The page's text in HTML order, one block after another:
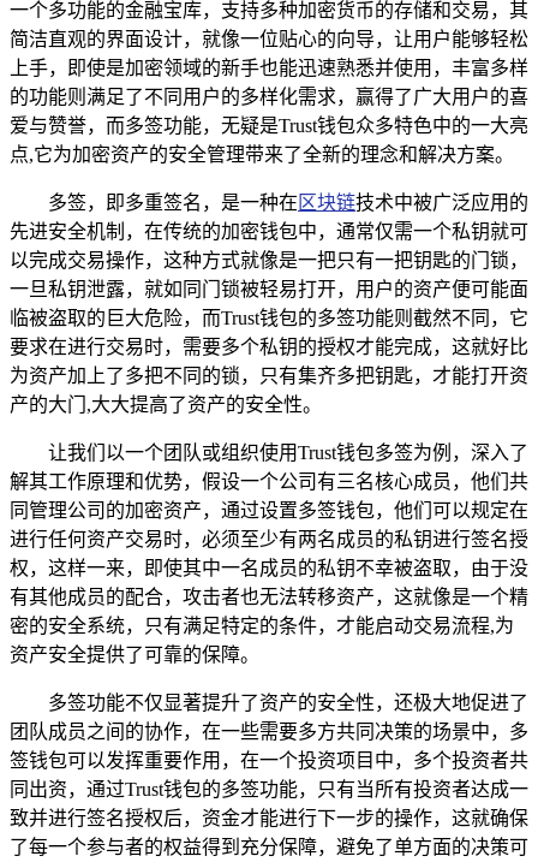
一个多功能的金融宝库，支持多种加密货币的存储和交易，其
简洁直观的界面设计，就像一位贴心的向导，让用户能够轻松
上手，即使是加密领域的新手也能迅速熟悉并使用，丰富多样
的功能则满足了不同用户的多样化需求，赢得了广大用户的喜
爱与赞誉，而多签功能，无疑是Trust钱包众多特色中的一大亮
点,它为加密资产的安全管理带来了全新的理念和解决方案。
多签，即多重签名，是一种在 区块链技术中被广泛应用的
先进安全机制，在传统的加密钱包中，通常仅需一个私钥就可
以完成交易操作，这种方式就像是一把只有一把钥匙的门锁，
一旦私钥泄露，就如同门锁被轻易打开，用户的资产便可能面
临被盗取的巨大危险，而Trust钱包的多签功能则截然不同，它
要求在进行交易时，需要多个私钥的授权才能完成，这就好比
为资产加上了多把不同的锁，只有集齐多把钥匙，才能打开资
产的大门,大大提高了资产的安全性。
让我们以一个团队或组织使用Trust钱包多签为例，深入了
解其工作原理和优势，假设一个公司有三名核心成员，他们共
同管理公司的加密资产，通过设置多签钱包，他们可以规定在
进行任何资产交易时，必须至少有两名成员的私钥进行签名授
权，这样一来，即使其中一名成员的私钥不幸被盗取，由于没
有其他成员的配合，攻击者也无法转移资产，这就像是一个精
密的安全系统，只有满足特定的条件，才能启动交易流程,为
资产安全提供了可靠的保障。
多签功能不仅显著提升了资产的安全性，还极大地促进了
团队成员之间的协作，在一些需要多方共同决策的场景中，多
签钱包可以发挥重要作用，在一个投资项目中，多个投资者共
同出资，通过Trust钱包的多签功能，只有当所有投资者达成一
致并进行签名授权后，资金才能进行下一步的操作，这就确保
了每一个参与者的权益得到充分保障，避免了单方面的决策可